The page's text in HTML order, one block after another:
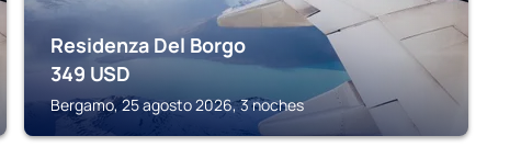
Residenza Del Borgo
349 USD
Bergamo, 25 agosto 2026, 3 noches